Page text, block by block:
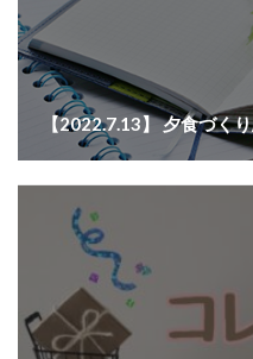
【2022.7.13】 夕食づく